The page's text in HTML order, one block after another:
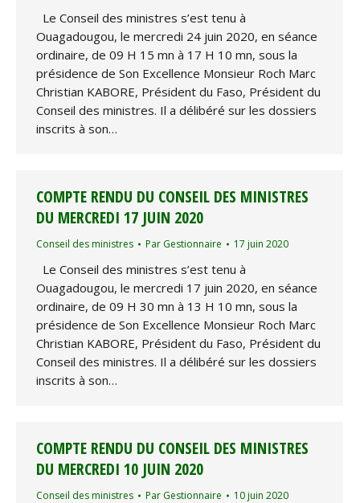
Le Conseil des ministres s’est tenu à
Ouagadougou, le mercredi 24 juin 2020, en séance
ordinaire, de 09 H 15 mn à 17 H 10 mn, sous la
présidence de Son Excellence Monsieur Roch Marc
Christian KABORE, Président du Faso, Président du
Conseil des ministres. Il a délibéré sur les dossiers
inscrits à son…
COMPTE RENDU DU CONSEIL DES MINISTRES
DU MERCREDI 17 JUIN 2020
Conseil des ministres Par Gestionnaire 17 juin 2020
Le Conseil des ministres s’est tenu à
Ouagadougou, le mercredi 17 juin 2020, en séance
ordinaire, de 09 H 30 mn à 13 H 10 mn, sous la
présidence de Son Excellence Monsieur Roch Marc
Christian KABORE, Président du Faso, Président du
Conseil des ministres. Il a délibéré sur les dossiers
inscrits à son…
COMPTE RENDU DU CONSEIL DES MINISTRES
DU MERCREDI 10 JUIN 2020
Conseil des ministres Par Gestionnaire 10 juin 2020